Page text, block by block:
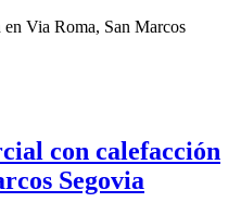
con calefacción
Segovia